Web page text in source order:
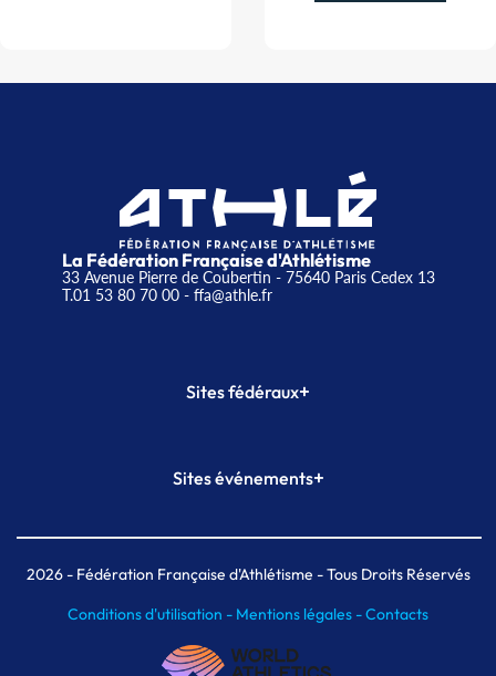
La Fédération Française d'Athlétisme
33 Avenue Pierre de Coubertin - 75640 Paris Cedex 13
T.01 53 80 70 00- ffa@athle.fr
Sites fédéraux+
Plateforme Formation
Sites événements+
Meeting de Paris indoor
MAIF Ekiden de Paris
2026- Fédération Française d'Athlétisme - Tous Droits Réservés
Conditions d'utilisation - Mentions légales -Contacts